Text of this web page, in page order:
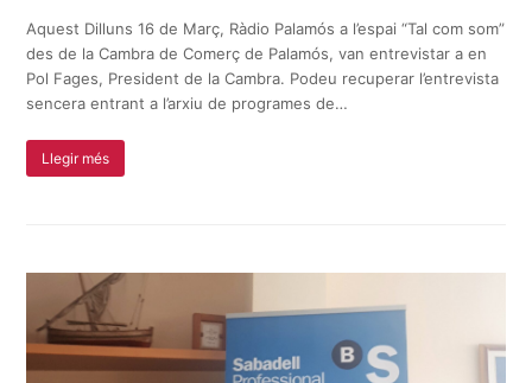
Aquest Dilluns 16 de Març, Ràdio Palamós a l’espai “Tal com som”
des de la Cambra de Comerç de Palamós, van entrevistar a en
Pol Fages, President de la Cambra. Podeu recuperar l’entrevista
sencera entrant a l’arxiu de programes de…
Llegir més